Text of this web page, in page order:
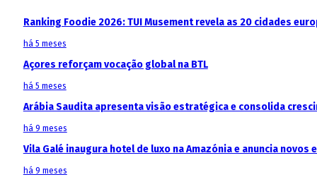
Ranking Foodie 2026: TUI Musement revela as 20 cidades
há 5 meses
Açores reforçam vocação global na BTL
há 5 meses
Arábia Saudita apresenta visão estratégica e consolida
há 9 meses
Vila Galé inaugura hotel de luxo na Amazónia e anuncia
há 9 meses